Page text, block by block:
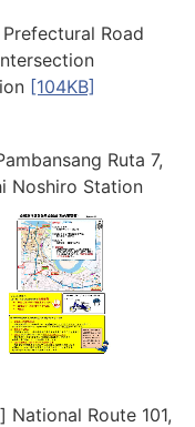
Road
[104KB]
Ruta 7,
Noshiro Station
Route 101,